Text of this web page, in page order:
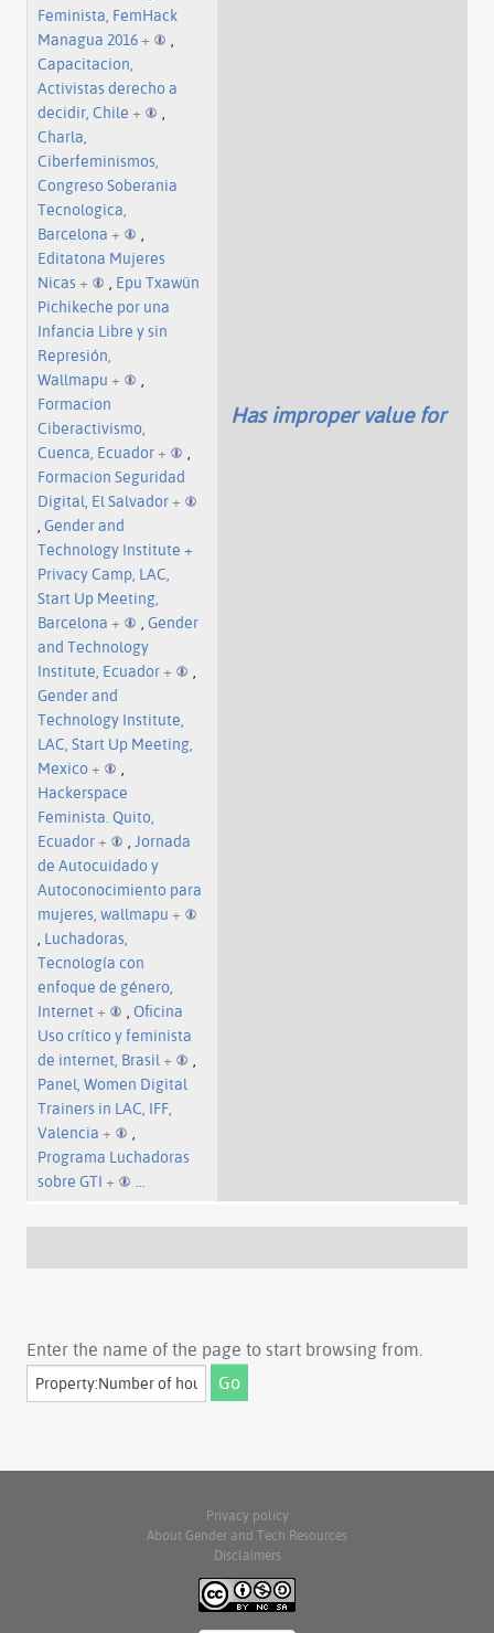
Feminista, FemHack
Managua 2016+
Capacitacion,
Activistas derecho a
decidir, Chile +
Charla,
Ciberfeminismos,
Congreso Soberania
Tecnologica,
Barcelona +
Editatona Mujeres
Nicas+
Epu Txawün
Pichikeche por una
Infancia Libre y sin
Represión,
Wallmapu +
Formacion
Ciberactivismo,
Cuenca, Ecuador+
Formacion Seguridad
Digital, El Salvador+
Gender and
Technology Institute +
Privacy Camp, LAC,
Start Up Meeting,
Barcelona +
Gender
and Technology
Institute, Ecuador+
Gender and
Technology Institute,
LAC, Start Up Meeting,
Mexico+
Hackerspace
Feminista. Quito,
Ecuador+
Jornada
de Autocuidado y
Autoconocimiento para
mujeres, wallmapu +
Luchadoras,
Tecnología con
enfoque de género,
Internet +
Oficina
Uso crítico y feminista
de internet, Brasil +
Panel, Women Digital
Trainers in LAC, IFF,
Valencia +
Programa Luchadoras
sobre GTI +
Has improper value for
Enter the name of the page to start browsing from.
Privacy policy
About Gender and Tech Resources
Disclaimers